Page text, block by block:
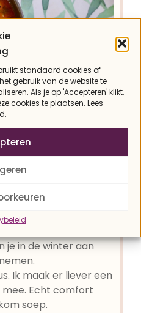
standaard cookies of
gebruik van de website te
Als je op 'Accepteren' klikt,
cookies te plaatsen. Lees
en
je in de winter aan
Ik maak er liever een
Echt comfort
soep.